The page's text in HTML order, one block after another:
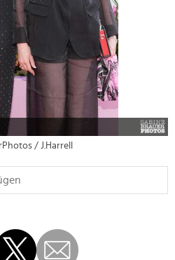
/ J.Harrell